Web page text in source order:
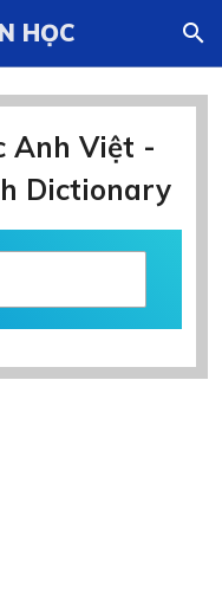
HỌC search
Anh Việt -
Dictionary